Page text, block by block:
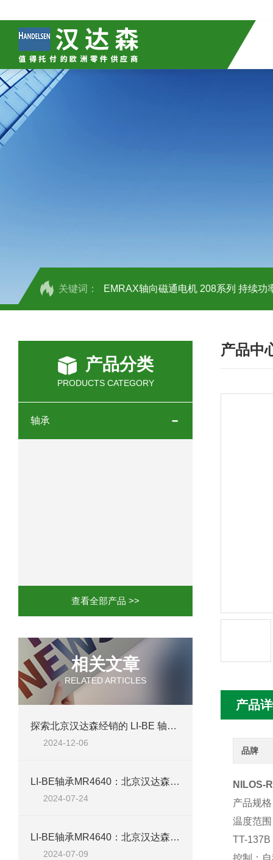
关键词： EMRAX轴向磁通电机 208系列 持续功
OEMER三相同步电机MTES 132SB/2
OEMER三相同步电机MTES 160MA/2
OEMER电机QLS 180M环保农业领域
mini motor电机MC230P3T 20- B参数
AC-motoren交流电机FCA 132S-4/
AC-motoren交流电机ACM 160M-4参
AC-MOTOREN电机FCPA 71B-2参数
产品分类
PRODUCTS CATEGORY
轴承
查看全部产品 >>
相关文章
RELATED ARTICLES
探索北京汉达森经销的 LI-BE 轴承 R0168
2024-12-06
​LI-BE轴承MR4640：北京汉达森经销产品的全面解析
2024-07-24
LI-BE轴承MR4640：北京汉达森经销的精密轴承技术介绍
2024-07-09
产品中
产品
品牌
NILOS-
产品规
温度范
TT-137B
控制：